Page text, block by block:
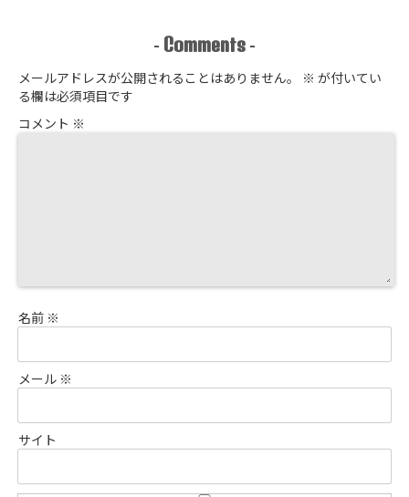
- Comments -
メールアドレスが公開されることはありません。 ※ が付いてい
る欄は必須項目です
コメント ※
名前 ※
メール ※
サイト